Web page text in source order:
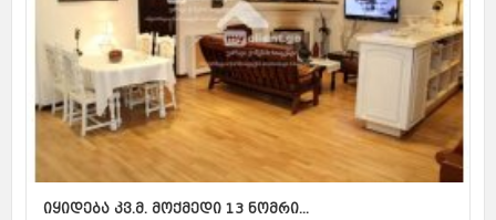
იყიდება კვ.მ. მოქმედი 13 ნომრი...